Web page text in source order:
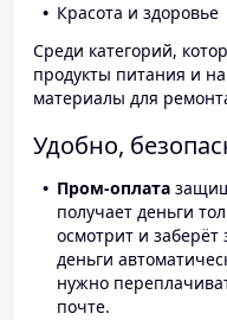
Красота и здоровье
Среди категорий,
продукты питания и
материалы для
Удобно,
Пром-оплата
получает деньги
осмотрит и
деньги
нужно
почте.